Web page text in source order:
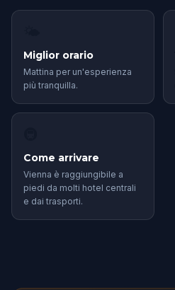
Miglior orario
Mattina per un'esperienza
più tranquilla.
Come arrivare
Vienna è raggiungibile a
piedi da molti hotel centrali
e dai trasporti.